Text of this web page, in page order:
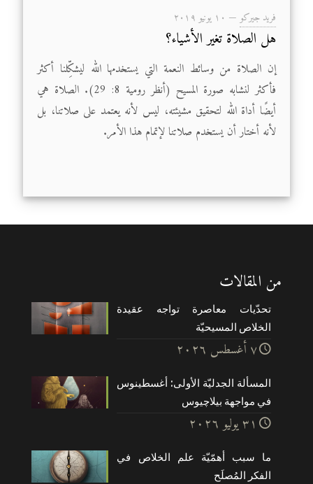
فريد جيركو — ۱۰ يونيو ۲۰۱۹
هل الصلاة تغير الأشياء؟
إن الصلاة من وسائط النعمة التي يستخدمها الله ليشكِّلنا أكثر
فأكثر لنشابه صورة المسيح (أنظر رومية 8: 29). الصلاة هي
أيضًا أداة الله لتحقيق مشيئته، ليس لأنه يعتمد على صلاتنا، بل
لأنه أختار أن يستخدم صلاتنا لإتمام هذا الأمر.
من المقالات
تحدّيات معاصرة تواجه عقيدة
الخلاص المسيحيّة
۷ أغسطس ۲۰۲٦
المسألة الجدليّة الأولى: أغسطينوس
في مواجهة بيلاچيوس
۳۱ يوليو ۲۰۲٦
ما سبب أهمّيّة علم الخلاص في
الفكر المُصلَح